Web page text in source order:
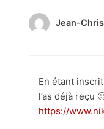
Jean-
En étant
l’as déjà reçu
https://